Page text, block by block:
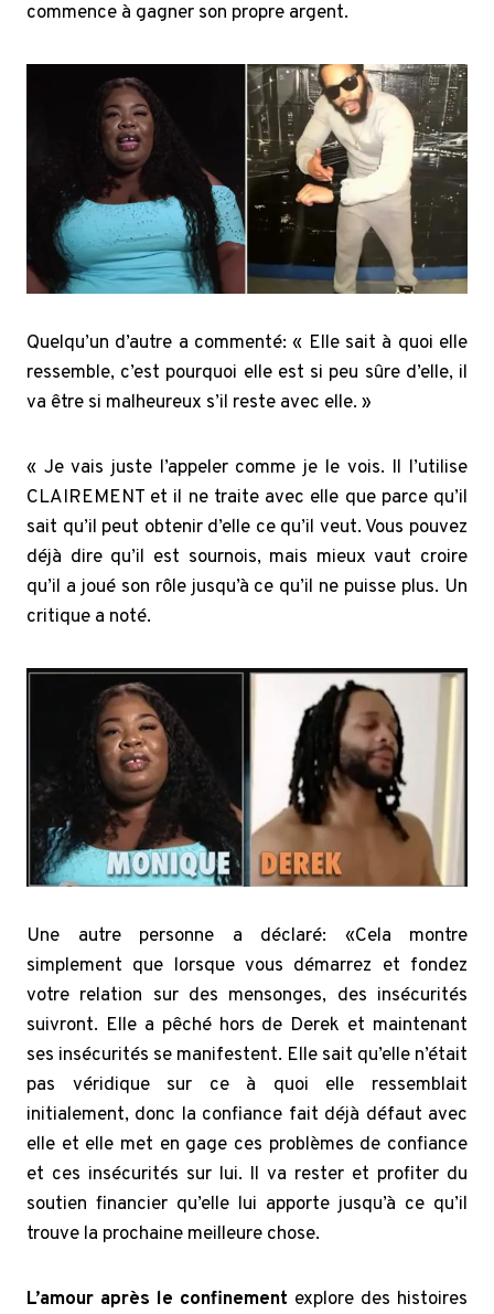
commence à gagner son propre argent.
Quelqu’un d’autre a commenté: « Elle sait à quoi elle
ressemble, c’est pourquoi elle est si peu sûre d’elle, il
va être si malheureux s’il reste avec elle. »
« Je vais juste l’appeler comme je le vois. Il l’utilise
CLAIREMENT et il ne traite avec elle que parce qu’il
sait qu’il peut obtenir d’elle ce qu’il veut. Vous pouvez
déjà dire qu’il est sournois, mais mieux vaut croire
qu’il a joué son rôle jusqu’à ce qu’il ne puisse plus. Un
critique a noté.
Une autre personne a déclaré: «Cela montre
simplement que lorsque vous démarrez et fondez
votre relation sur des mensonges, des insécurités
suivront. Elle a pêché hors de Derek et maintenant
ses insécurités se manifestent. Elle sait qu’elle n’était
pas véridique sur ce à quoi elle ressemblait
initialement, donc la confiance fait déjà défaut avec
elle et elle met en gage ces problèmes de confiance
et ces insécurités sur lui. Il va rester et profiter du
soutien financier qu’elle lui apporte jusqu’à ce qu’il
trouve la prochaine meilleure chose.
L’amour après le confinement explore des histoires